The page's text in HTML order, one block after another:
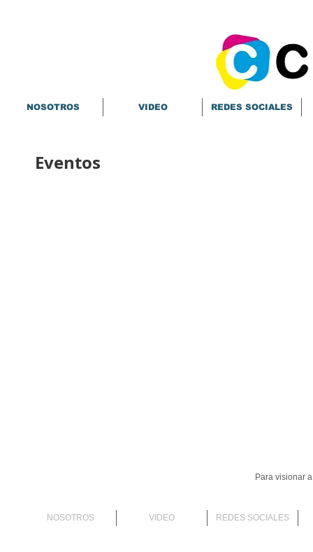
NOSOTROS VIDEO REDES SOCIALES
Eventos
Para visionar
NOSOTROS VIDEO REDES SOCIALES